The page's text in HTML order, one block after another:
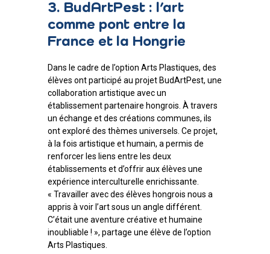
3. BudArtPest : l’art
comme pont entre la
France et la Hongrie
Dans le cadre de l’option Arts Plastiques, des
élèves ont participé au projet BudArtPest, une
collaboration artistique avec un
établissement partenaire hongrois. À travers
un échange et des créations communes, ils
ont exploré des thèmes universels. Ce projet,
à la fois artistique et humain, a permis de
renforcer les liens entre les deux
établissements et d’offrir aux élèves une
expérience interculturelle enrichissante.
« Travailler avec des élèves hongrois nous a
appris à voir l’art sous un angle différent.
C’était une aventure créative et humaine
inoubliable ! », partage une élève de l’option
Arts Plastiques.